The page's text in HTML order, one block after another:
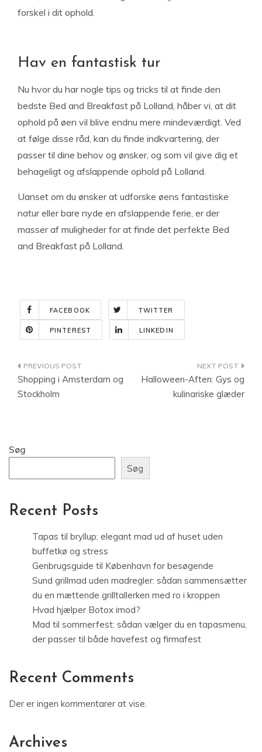
forskel i dit ophold.
Hav en fantastisk tur
Nu hvor du har nogle tips og tricks til at finde den
bedste Bed and Breakfast på Lolland, håber vi, at dit
ophold på øen vil blive endnu mere mindeværdigt. Ved
at følge disse råd, kan du finde indkvartering, der
passer til dine behov og ønsker, og som vil give dig et
behageligt og afslappende ophold på Lolland.
Uanset om du ønsker at udforske øens fantastiske
natur eller bare nyde en afslappende ferie, er der
masser af muligheder for at finde det perfekte Bed
and Breakfast på Lolland.
FACEBOOK TWITTER
PINTEREST LINKEDIN
Indlægsnavigation
Shopping i Amsterdam og
Stockholm
Halloween-Aften: Gys og
kulinariske glæder
Søg
Søg
Recent Posts
Tapas til bryllup: elegant mad ud af huset uden
buffetkø og stress
Genbrugsguide til København for besøgende
Sund grillmad uden madregler: sådan sammensætter
du en mættende grilltallerken med ro i kroppen
Hvad hjælper Botox imod?
Mad til sommerfest: sådan vælger du en tapasmenu,
der passer til både havefest og firmafest
Recent Comments
Der er ingen kommentarer at vise.
Archives